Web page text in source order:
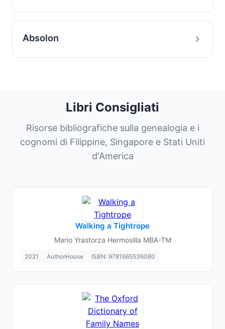
Absolon
Libri Consigliati
Risorse bibliografiche sulla genealogia e i
cognomi di Filippine, Singapore e Stati Uniti
d'America
Walking a Tightrope
Mario Yrastorza Hermosilla MBA-TM
2021 AuthorHouse ISBN: 9781665536080